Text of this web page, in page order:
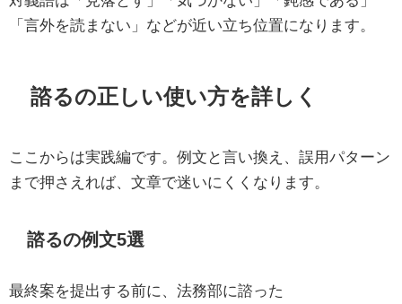
「言外を読まない」などが近い立ち位置になります。
諮るの正しい使い方を詳しく
ここからは実践編です。例文と言い換え、誤用パターン
まで押さえれば、文章で迷いにくくなります。
諮るの例文5選
最終案を提出する前に、法務部に諮った